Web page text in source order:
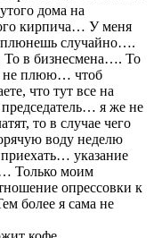
дома на
кирпича… У меня
случайно….
в бизнесмена…. То
не плюю… чтоб
что тут все на
я же не
то в случае чего
воду неделю
указание
Только моим
опрессовки к
более я сама не